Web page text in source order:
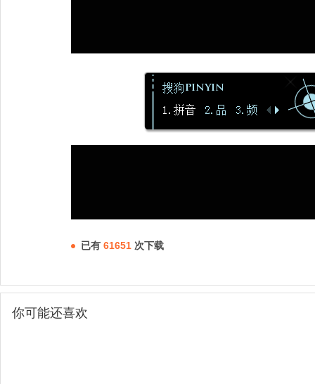
已有 61651 次下载
你可能还喜欢